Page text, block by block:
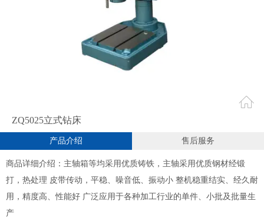
ZQ5025立式钻床
产品介绍 售后服务
商品详细介绍：主轴箱等均采用优质铸铁，主轴采用优质钢材经锻
打，热处理 皮带传动，平稳、噪音低、振动小 整机稳重结实、经久耐
用，精度高、性能好 广泛应用于各种加工行业的单件、小批及批量生
产